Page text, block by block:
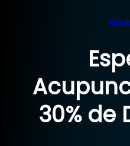
30% de